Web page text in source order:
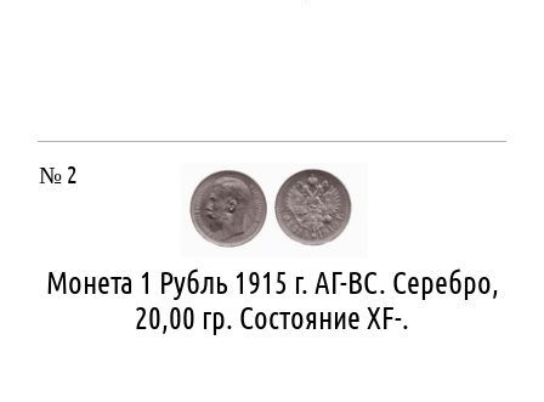
№ 2
Монета 1 Рубль 1915 г. АГ-ВС. Серебро,
20,00 гр. Состояние ХF-.